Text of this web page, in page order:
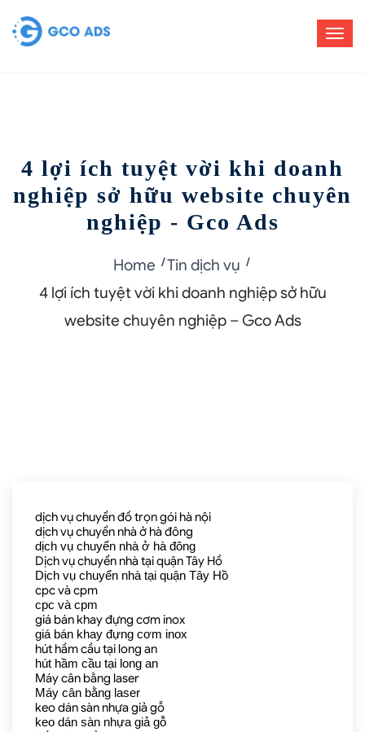
4 lợi ích tuyệt vời khi doanh
nghiệp sở hữu website chuyên
nghiệp - Gco Ads
Home
Tin dịch vụ
4 lợi ích tuyệt vời khi doanh nghiệp sở hữu
website chuyên nghiệp – Gco Ads
dịch vụ chuyển đồ trọn gói hà nội
dịch vụ chuyển nhà ở hà đông
dịch vụ chuyển nhà ở hà đông
Dịch vụ chuyển nhà tại quận Tây Hồ
Dịch vụ chuyển nhà tại quận Tây Hồ
cpc và cpm
cpc và cpm
giá bán khay đựng cơm inox
giá bán khay đựng cơm inox
hút hầm cầu tại long an
hút hầm cầu tại long an
Máy cân bằng laser
Máy cân bằng laser
keo dán sàn nhựa giả gỗ
keo dán sàn nhựa giả gỗ